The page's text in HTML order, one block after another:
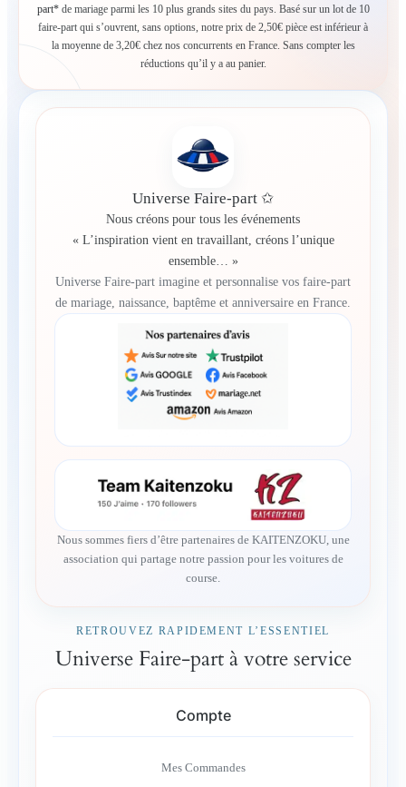
part*de mariage parmi les 10 plus grands sites du pays. Basé sur un lot de 10
faire-part qui s’ouvrent, sans options, notre prix de 2,50€ pièce est inférieur à
la moyenne de 3,20€ chez nos concurrents en France. Sans compter les
réductions qu’il y a au panier.
Universe Faire-part ✩
Nous créons pour tous les événements
« L’inspiration vient en travaillant, créons l’unique
ensemble… »
Universe Faire-part imagine et personnalise vos faire-part
de mariage, naissance, baptême et anniversaire en France.
Nous sommes fiers d’être partenaires de KAITENZOKU, une
association qui partage notre passion pour les voitures de
course.
RETROUVEZ RAPIDEMENT L’ESSENTIEL
Universe Faire-part à votre service
Compte
Mes Commandes